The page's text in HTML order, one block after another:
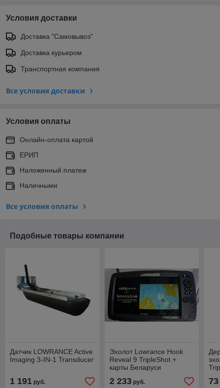
Условия доставки
Доставка "Самовывоз"
Доставка курьером
Транспортная компания
Все условия доставки
Условия оплаты
Онлайн-оплата картой
ЕРИП
Наложенный платеж
Наличными
Все условия оплаты
Подобные товары компании
Датчик LOWRANCE Active
Imaging 3-IN-1 Transducer
1 191 руб.
Эхолот Lowrance Hook
Reveal 9 TripleShot +
карты Беларуси
2 233руб. 73